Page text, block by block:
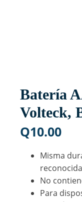
Batería
Volteck,
Q10.00
Misma
No
Para